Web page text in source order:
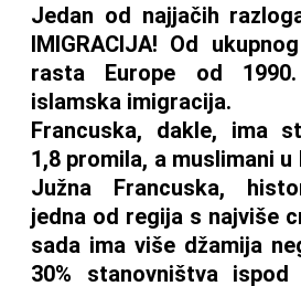
Jedan od najjačih
IMIGRACIJA! Od
rasta Europe od
islamska imigracija.
Francuska, dakle, ima
1,8 promila, a muslimani u
Južna Francuska,
jedna od regija s najviše
sada ima više džamija
30% stanovništva